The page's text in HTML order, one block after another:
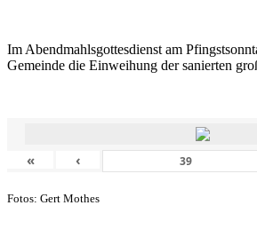
Im Abendmahlsgottesdienst am
Gemeinde die Einweihung der sanierten
« ‹
Fotos: Gert Mothes